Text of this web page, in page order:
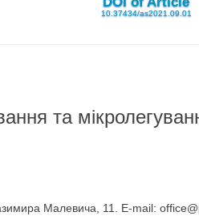
10.37434/as2021.09.01
та
Малевича, 11. E-mail: